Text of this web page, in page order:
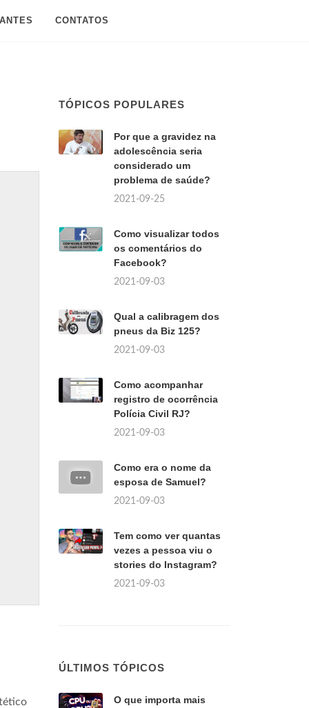
CONTATOS
TÓPICOS POPULARES
Por que a gravidez na
adolescência seria
considerado um
problema de saúde?
2021-09-25
Como visualizar todos
os comentários do
Facebook?
2021-09-03
Qual a calibragem dos
pneus da Biz 125?
2021-09-03
Como acompanhar
registro de ocorrência
Polícia Civil RJ?
2021-09-03
Como era o nome da
esposa de Samuel?
2021-09-03
Tem como ver quantas
vezes a pessoa viu o
stories do Instagram?
2021-09-03
ÚLTIMOS TÓPICOS
O que importa mais